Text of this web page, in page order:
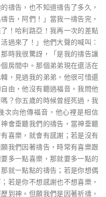
禱告，也不知道禱告了多久，
告，阿們！」當我一禱告完，
！哈利路亞！我再一次的差點
過來了！」他們大聲的喊叫：
時我很驚訝，「是我的禱告讓
房間中。那個弟弟現在還活在
，見過我的弟弟，他很可惜還
由，他沒有聽過福音。我問他
？你五歲的時候曾經死過，我
次向他傳福音，他心裡是相信
會垂聽我們的禱告，當神垂聽
喜樂，就會有感謝；若是沒有
我們因著禱告，時常有喜樂跟
多一點喜樂，那就要多一點的
就一點點的禱告；若是你想偶
若是你不想感謝也不想喜樂，
到神。但願我們是因著祈禱，